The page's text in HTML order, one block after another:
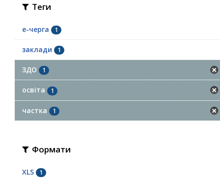
Теги
е-черга 1
заклади 1
ЗДО 1
освіта 1
частка 1
Формати
XLS 1